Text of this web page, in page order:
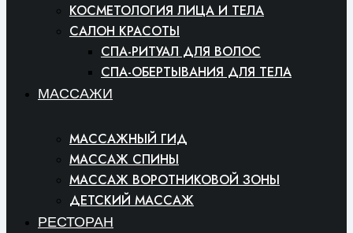
КОСМЕТОЛОГИЯ ЛИЦА И ТЕЛА
САЛОН КРАСОТЫ
СПА-РИТУАЛ ДЛЯ ВОЛОС
СПА-ОБЕРТЫВАНИЯ ДЛЯ ТЕЛА
МАССАЖИ
МАССАЖНЫЙ ГИД
МАССАЖ СПИНЫ
МАССАЖ ВОРОТНИКОВОЙ ЗОНЫ
ДЕТСКИЙ МАССАЖ
РЕСТОРАН